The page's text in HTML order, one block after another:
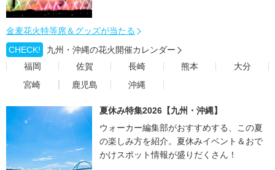
金麦花火特等席＆グッズが当たる
CHECK!
九州・沖縄の花火開催カレンダー
福岡
佐賀 長崎 熊本
大分
宮崎
鹿児島 沖縄
夏休み特集2026【九州・沖縄】
ウォーカー編集部がおすすめする、この夏
の楽しみ方を紹介。夏休みイベント＆おで
かけスポット情報が盛りだくさん！